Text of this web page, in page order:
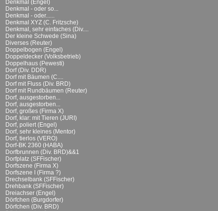
Denkmal (Engel)
Denkmal - oder so...
Denkmal - oder......
Denkmal XYZ (C. Fritzsche)
Denkmal, sehr einfaches (Div....
Der kleine Schwede (Sina)
Diverses (Reuter)
Doppelbogen (Engel)
Doppeldecker (Volksbetrieb)
Doppelhaus (Pewesti)
Dorf (Div. DDR)
Dorf mit Bäumen (C....
Dorf mit Fluss (Div. BRD)
Dorf mit Rundbäumen (Reuter)
Dorf, ausgestorben...
Dorf, ausgestorben...
Dorf, großes (Firma X)
Dorf, klar: mit Tieren (JURI)
Dorf, poliert (Engel)
Dorf, sehr kleines (Mentor)
Dorf, tierlos (VERO)
Dorf-BK 2360 (HABA)
Dorfbrunnen (Div. BRD)&&1
Dorfplatz (SFFischer)
Dorfszene (Firma X)
Dorfszene I (Firma ?)
Drechselbank (SFFischer)
Drehbank (SFFischer)
Dreiachser (Engel)
Dörfchen (Burgdorfer)
Dörfchen (Div. BRD)